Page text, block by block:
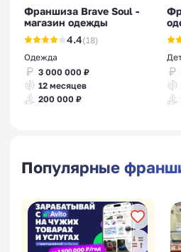
Франшиза Brave Soul -
магазин одежды
4.4(18)
Одежда
3 000 000 ₽
12 месяцев
200 000 ₽
Популярные